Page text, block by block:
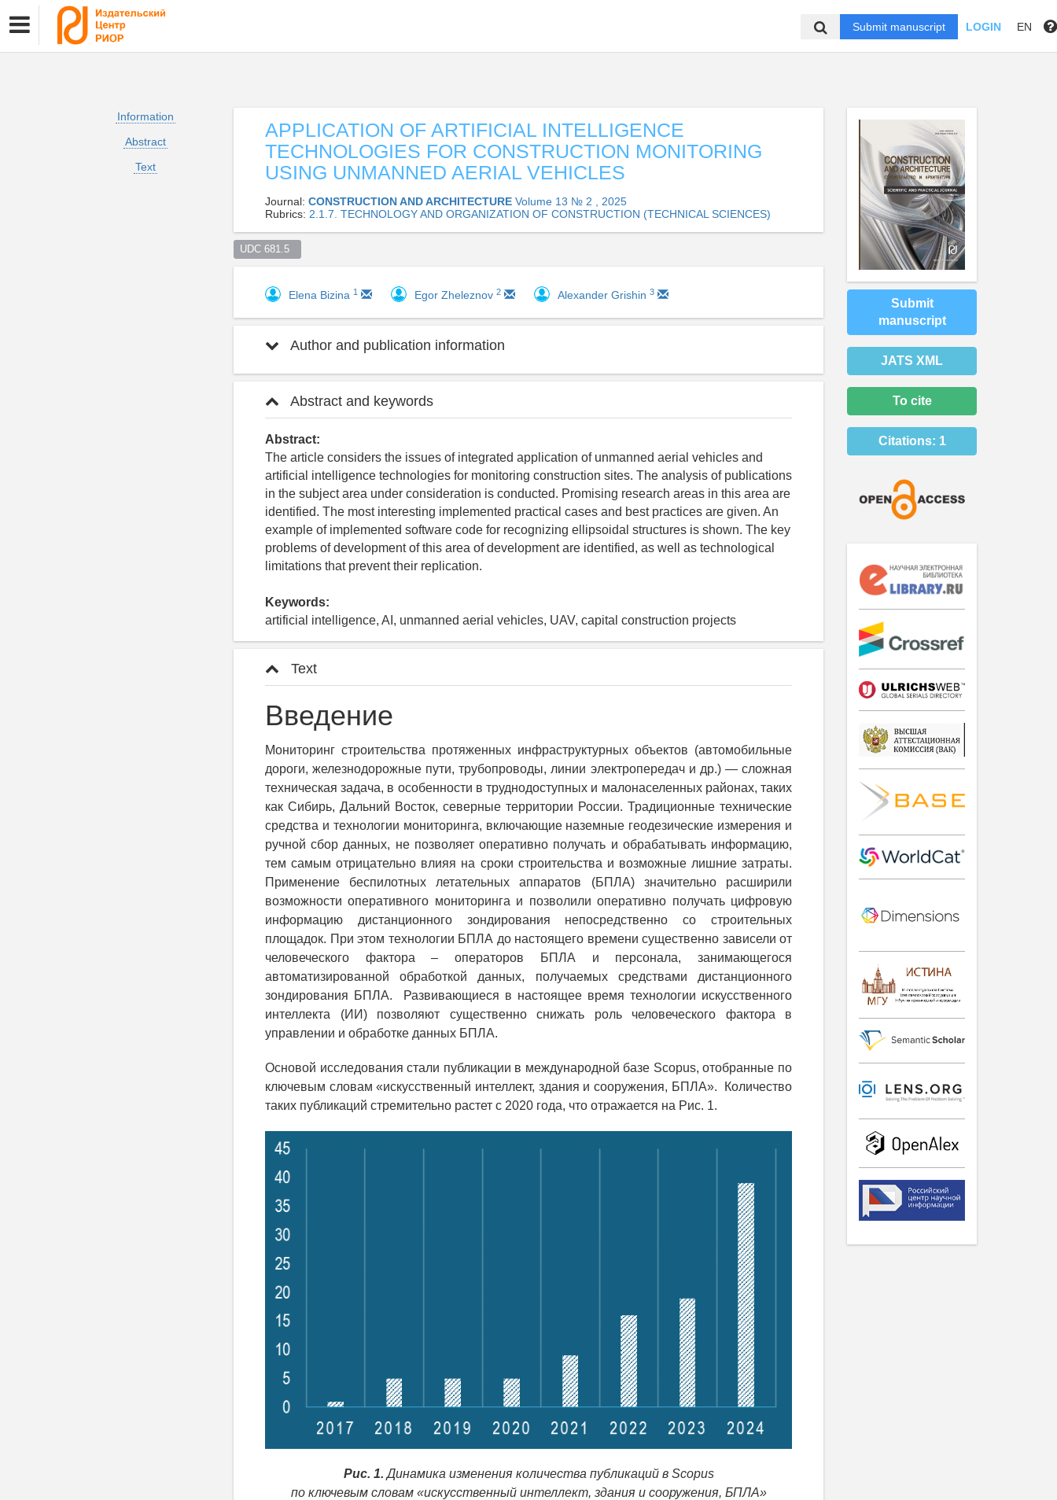
Submit manuscript LOGIN EN
Information
Abstract
Text
APPLICATION OF ARTIFICIAL INTELLIGENCE
TECHNOLOGIES FOR CONSTRUCTION MONITORING
USING UNMANNED AERIAL VEHICLES
Journal: CONSTRUCTION AND ARCHITECTURE Volume 13 № 2 , 2025
Rubrics: 2.1.7. TECHNOLOGY AND ORGANIZATION OF CONSTRUCTION (TECHNICAL SCIENCES)
UDC 681.5
Elena Bizina 1 Egor Zheleznov 2 Alexander Grishin 3
Author and publication information
Abstract and keywords
Abstract:
The article considers the issues of integrated application of unmanned aerial vehicles and
artificial intelligence technologies for monitoring construction sites. The analysis of publications
in the subject area under consideration is conducted. Promising research areas in this area are
identified. The most interesting implemented practical cases and best practices are given. An
example of implemented software code for recognizing ellipsoidal structures is shown. The key
problems of development of this area of development are identified, as well as technological
limitations that prevent their replication.
Keywords:
artificial intelligence, AI, unmanned aerial vehicles, UAV, capital construction projects
Text
Введение
Мониторинг строительства протяженных инфраструктурных объектов (автомобильные
дороги, железнодорожные пути, трубопроводы, линии электропередач и др.) — сложная
техническая задача, в особенности в труднодоступных и малонаселенных районах, таких
как Сибирь, Дальний Восток, северные территории России. Традиционные технические
средства и технологии мониторинга, включающие наземные геодезические измерения и
ручной сбор данных, не позволяет оперативно получать и обрабатывать информацию,
тем самым отрицательно влияя на сроки строительства и возможные лишние затраты.
Применение беспилотных летательных аппаратов (БПЛА) значительно расширили
возможности оперативного мониторинга и позволили оперативно получать цифровую
информацию дистанционного зондирования непосредственно со строительных
площадок. При этом технологии БПЛА до настоящего времени существенно зависели от
человеческого фактора – операторов БПЛА и персонала, занимающегося
автоматизированной обработкой данных, получаемых средствами дистанционного
зондирования БПЛА. Развивающиеся в настоящее время технологии искусственного
интеллекта (ИИ) позволяют существенно снижать роль человеческого фактора в
управлении и обработке данных БПЛА.
Основой исследования стали публикации в международной базе Scopus, отобранные по
ключевым словам «искусственный интеллект, здания и сооружения, БПЛА». Количество
таких публикаций стремительно растет с 2020 года, что отражается на Рис. 1.
Рис. 1.Динамика изменения количества публикаций в Scopus
по ключевым словам «искусственный интеллект, здания и сооружения, БПЛА»
Submit
manuscript
JATS XML
To cite
Citations: 1